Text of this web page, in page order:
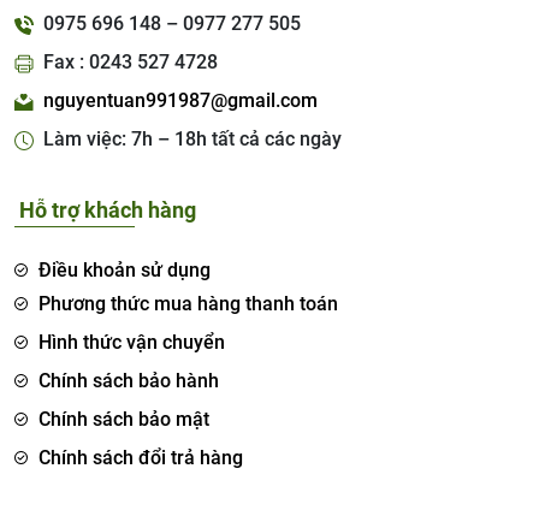
0975 696 148 – 0977 277 505
Fax : 0243 527 4728
nguyentuan991987@gmail.com
Làm việc: 7h – 18h tất cả các ngày
Hỗ trợ khách hàng
Điều khoản sử dụng
Phương thức mua hàng thanh toán
Hình thức vận chuyển
Chính sách bảo hành
Chính sách bảo mật
Chính sách đổi trả hàng